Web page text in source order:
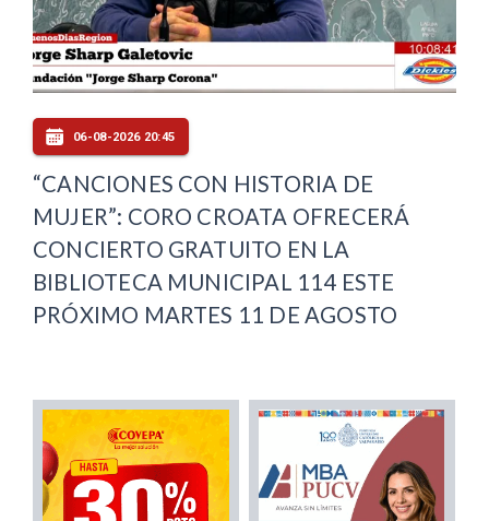
06-08-2026 20:45
“CANCIONES CON HISTORIA DE
MUJER”: CORO CROATA OFRECERÁ
CONCIERTO GRATUITO EN LA
BIBLIOTECA MUNICIPAL 114 ESTE
PRÓXIMO MARTES 11 DE AGOSTO